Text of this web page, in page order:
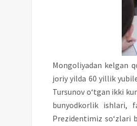
Mongoliyadan kelgan
joriy yilda 60 yillik
Tursunov o‘tgan ikki
bunyodkorlik ishlari,
Prezidentimiz so‘zlari